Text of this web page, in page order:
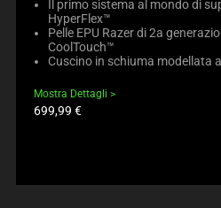
Il primo sistema al mondo di
HyperFlex™
Pelle EPU Razer di 2a
CoolTouch™
Cuscino in schiuma modellata
Mostra Dettagli
Prezzo
prodotto:
699,99 €